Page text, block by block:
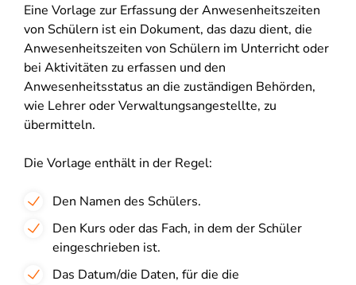
Eine Vorlage zur Erfassung der Anwesenheitszeiten
von Schülern ist ein Dokument, das dazu dient, die
Anwesenheitszeiten von Schülern im Unterricht oder
bei Aktivitäten zu erfassen und den
Anwesenheitsstatus an die zuständigen Behörden,
wie Lehrer oder Verwaltungsangestellte, zu
übermitteln.
Die Vorlage enthält in der Regel:
Den Namen des Schülers.
Den Kurs oder das Fach, in dem der Schüler
eingeschrieben ist.
Das Datum/die Daten, für die die